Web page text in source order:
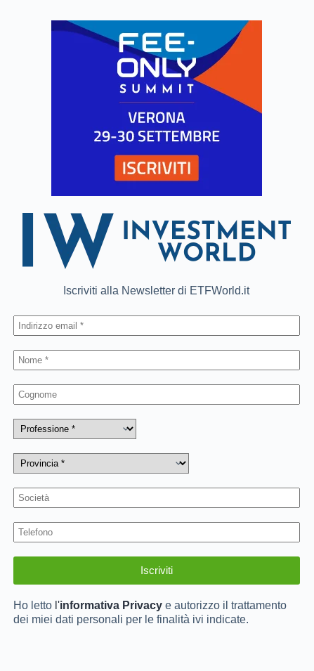
Iscriviti alla Newsletter di ETFWorld.it
Ho letto l'informativa Privacye autorizzo il trattamento
dei miei dati personali per le finalità ivi indicate.